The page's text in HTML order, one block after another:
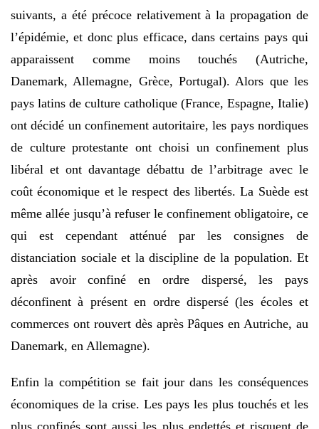
suivants, a été précoce relativement à la propagation de
l’épidémie, et donc plus efficace, dans certains pays qui
apparaissent comme moins touchés (Autriche,
Danemark, Allemagne, Grèce, Portugal). Alors que les
pays latins de culture catholique (France, Espagne, Italie)
ont décidé un confinement autoritaire, les pays nordiques
de culture protestante ont choisi un confinement plus
libéral et ont davantage débattu de l’arbitrage avec le
coût économique et le respect des libertés. La Suède est
même allée jusqu’à refuser le confinement obligatoire, ce
qui est cependant atténué par les consignes de
distanciation sociale et la discipline de la population. Et
après avoir confiné en ordre dispersé, les pays
déconfinent à présent en ordre dispersé (les écoles et
commerces ont rouvert dès après Pâques en Autriche, au
Danemark, en Allemagne).
Enfin la compétition se fait jour dans les conséquences
économiques de la crise. Les pays les plus touchés et les